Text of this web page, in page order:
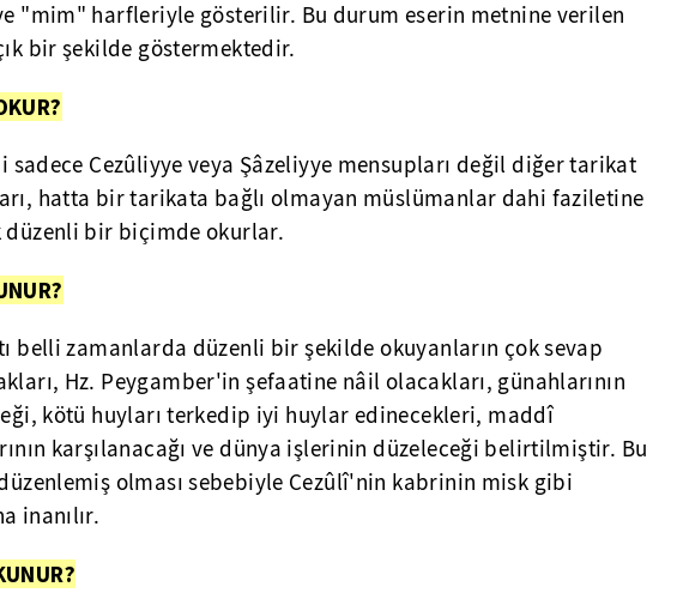
"mim" harfleriyle gösterilir. Bu durum eserin metnine verilen
bir şekilde göstermektedir.
sadece Cezûliyye veya Şâzeliyye mensupları değil diğer tarikat
hatta bir tarikata bağlı olmayan müslümanlar dahi faziletine
düzenli bir biçimde okurlar.
belli zamanlarda düzenli bir şekilde okuyanların çok sevap
Hz. Peygamber'in şefaatine nâil olacakları, günahlarının
kötü huyları terkedip iyi huylar edinecekleri, maddî
karşılanacağı ve dünya işlerinin düzeleceği belirtilmiştir. Bu
olması sebebiyle Cezûlî'nin kabrinin misk gibi
inanılır.